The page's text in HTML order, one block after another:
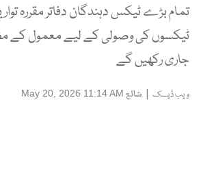
تمام بڑے ٹیکس دہندگان دفاتر مقررہ
ٹیکسوں کی وصولی کے لیے معمول کے
جاری رکھیں گے
ویب ڈیسک | شائع May 20, 2026 11:14 AM